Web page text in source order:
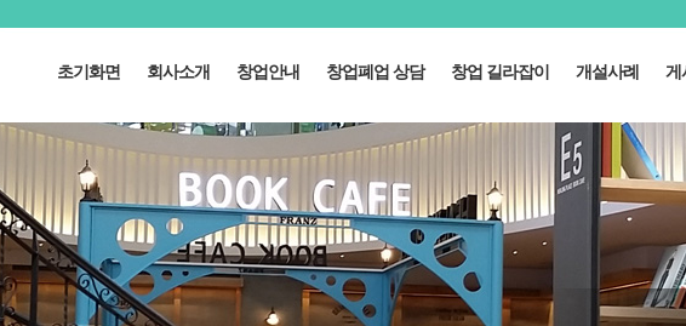
초기화면 회사소개 창업안내 창업폐업 상담 창업 길라잡이 개설사례 게